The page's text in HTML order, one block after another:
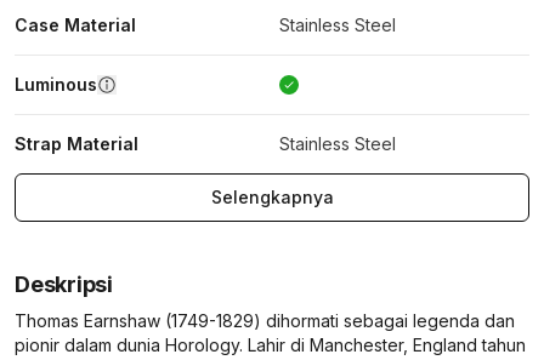
Case Material Stainless Steel
Luminous
Strap Material Stainless Steel
Selengkapnya
Deskripsi
Thomas Earnshaw (1749-1829) dihormati sebagai legenda dan
pionir dalam dunia Horology. Lahir di Manchester, England tahun